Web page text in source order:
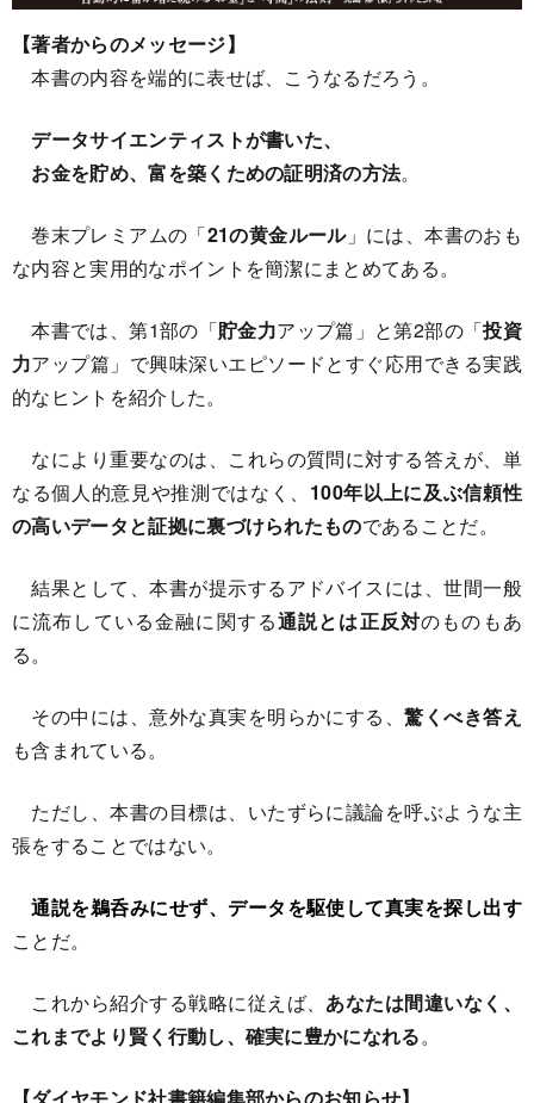
【著者からのメッセージ】
本書の内容を端的に表せば、こうなるだろう。
データサイエンティストが書いた、
お金を貯め、富を築くための証明済の方法。
巻末プレミアムの「21の黄金ルール」には、本書のおも
な内容と実用的なポイントを簡潔にまとめてある。
本書では、第1部の「貯金力アップ篇」と第2部の「投資
力アップ篇」で興味深いエピソードとすぐ応用できる実践
的なヒントを紹介した。
なにより重要なのは、これらの質問に対する答えが、単
なる個人的意見や推測ではなく、 100年以上に及ぶ信頼性
の高いデータと証拠に裏づけられたものであることだ。
結果として、本書が提示するアドバイスには、世間一般
に流布している金融に関する通説とは正反対のものもあ
る。
その中には、意外な真実を明らかにする、驚くべき答え
も含まれている。
ただし、本書の目標は、いたずらに議論を呼ぶような主
張をすることではない。
通説を鵜呑みにせず、データを駆使して真実を探し出す
ことだ。
これから紹介する戦略に従えば、 あなたは間違いなく、
これまでより賢く行動し、確実に豊かになれる。